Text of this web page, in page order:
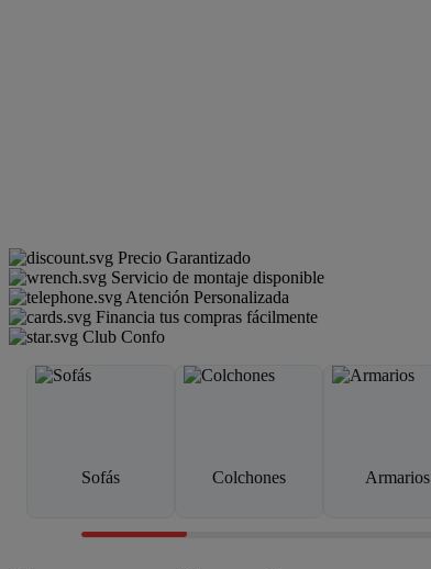
Precio Garantizado
Servicio de montaje disponible
Atención Personalizada
Financia tus compras fácilmente
Club Confo
Sofás Colchones Armarios